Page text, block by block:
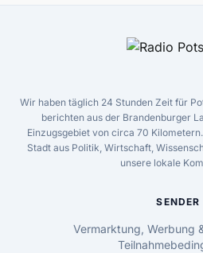
Wir haben täglich 24 Stunden Zeit für
berichten aus der Brandenburger
Einzugsgebiet von circa 70
Stadt aus Politik, Wirtschaft,
unsere lokale
SENDER
Vermarktung, Werbung